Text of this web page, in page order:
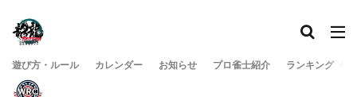
遊び方・ルール カレンダー お知らせ プロ雀士紹介 ランキング